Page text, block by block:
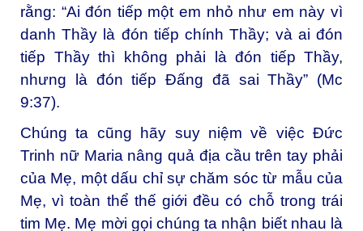
rằng: “Ai đón tiếp một em nhỏ như em này vì
danh Thầy là đón tiếp chính Thầy; và ai đón
tiếp Thầy thì không phải là đón tiếp Thầy,
nhưng là đón tiếp Đấng đã sai Thầy” (Mc
9:37).
Chúng ta cũng hãy suy niệm về việc Đức
Trinh nữ Maria nâng quả địa cầu trên tay phải
của Mẹ, một dấu chỉ sự chăm sóc từ mẫu của
Mẹ, vì toàn thể thế giới đều có chỗ trong trái
tim Mẹ. Mẹ mời gọi chúng ta nhận biết nhau là